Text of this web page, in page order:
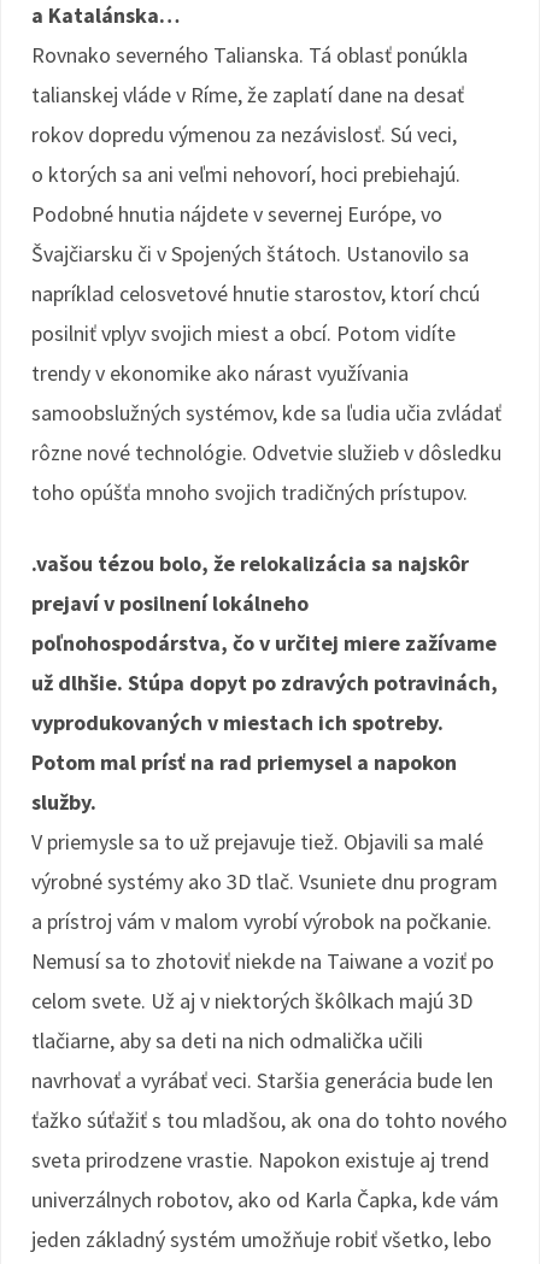
a Katalánska…
Rovnako severného Talianska. Tá oblasť ponúkla
talianskej vláde v Ríme, že zaplatí dane na desať
rokov dopredu výmenou za nezávislosť. Sú veci,
o ktorých sa ani veľmi nehovorí, hoci prebiehajú.
Podobné hnutia nájdete v severnej Európe, vo
Švajčiarsku či v Spojených štátoch. Ustanovilo sa
napríklad celosvetové hnutie starostov, ktorí chcú
posilniť vplyv svojich miest a obcí. Potom vidíte
trendy v ekonomike ako nárast využívania
samoobslužných systémov, kde sa ľudia učia zvládať
rôzne nové technológie. Odvetvie služieb v dôsledku
toho opúšťa mnoho svojich tradičných prístupov.
.vašou tézou bolo, že relokalizácia sa najskôr
prejaví v posilnení lokálneho
poľnohospodárstva, čo v určitej miere zažívame
už dlhšie. Stúpa dopyt po zdravých potravinách,
vyprodukovaných v miestach ich spotreby.
Potom mal prísť na rad priemysel a napokon
služby.
V priemysle sa to už prejavuje tiež. Objavili sa malé
výrobné systémy ako 3D tlač. Vsuniete dnu program
a prístroj vám v malom vyrobí výrobok na počkanie.
Nemusí sa to zhotoviť niekde na Taiwane a voziť po
celom svete. Už aj v niektorých škôlkach majú 3D
tlačiarne, aby sa deti na nich odmalička učili
navrhovať a vyrábať veci. Staršia generácia bude len
ťažko súťažiť s tou mladšou, ak ona do tohto nového
sveta prirodzene vrastie. Napokon existuje aj trend
univerzálnych robotov, ako od Karla Čapka, kde vám
jeden základný systém umožňuje robiť všetko, lebo